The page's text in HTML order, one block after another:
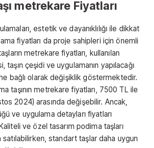
metrekare Fiyatları
estetik ve dayanıklılığı ile dikkat
fiyatları da proje sahipleri için önemli
metrekare fiyatları, kullanılan
taşın çeşidi ve uygulamanın yapılacağı
bağlı olarak değişiklik göstermektedir.
taşının metrekare fiyatları, 7500 TL ile
2024) arasında değişebilir. Ancak,
ve uygulama detayları fiyatları
ve özel tasarım podima taşları
standart taşlar daha uygun